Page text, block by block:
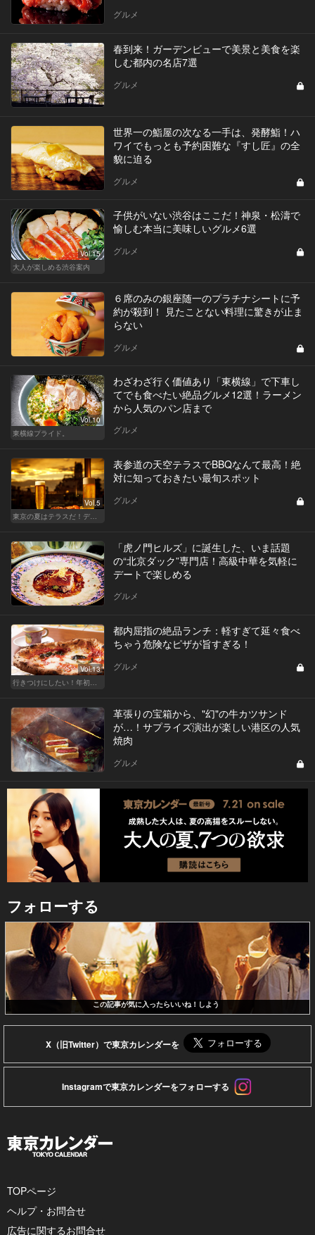
グルメ
春到来！ガーデンビューで美景と美食を楽
しむ都内の名店7選
グルメ
世界一の鮨屋の次なる一手は、発酵鮨！ハ
ワイでもっとも予約困難な『すし匠』の全
貌に迫る
グルメ
Vol.15
大人が楽しめる渋谷案内
子供がいない渋谷はここだ！神泉・松濤で
愉しむ本当に美味しいグルメ6選
グルメ
６席のみの銀座随一のプラチナシートに予
約が殺到！ 見たことない料理に驚きが止ま
らない
グルメ
Vol.10
東横線プライド。
わざわざ行く価値あり「東横線」で下車し
てでも食べたい絶品グルメ12選！ラーメン
から人気のパン店まで
グルメ
Vol.5
表参道の天空テラスでBBQなんて最高！絶
対に知っておきたい最旬スポット
グルメ
「虎ノ門ヒルズ」に誕生した、いま話題
の“北京ダック”専門店！高級中華を気軽に
デートで楽しめる
グルメ
Vol.13
都内屈指の絶品ランチ：軽すぎて延々食べ
ちゃう危険なピザが旨すぎる！
グルメ
革張りの宝箱から、"幻"の牛カツサンド
が…！サプライズ演出が楽しい港区の人気
焼肉
グルメ
フォローする
この記事が気に入ったらいいね！しよう
X（旧Twitter）で東京カレンダーを
Instagramで東京カレンダーをフォローする
TOPページ
ヘルプ・お問合せ
広告に関するお問合せ